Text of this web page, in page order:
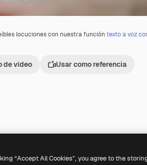
locuciones con nuestra función texto a voz
de vídeo Usar como referencia
“Accept All Cookies”, you agree to the